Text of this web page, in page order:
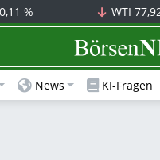
% WTI
BörsenNEWS.de
News KI-Fragen